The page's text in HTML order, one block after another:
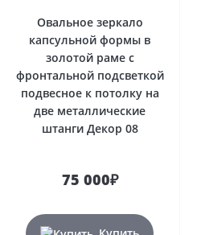
Овальное зеркало
капсульной формы в
золотой раме с
фронтальной подсветкой
подвесное к потолку на
две металлические
штанги Декор 08
75 000₽